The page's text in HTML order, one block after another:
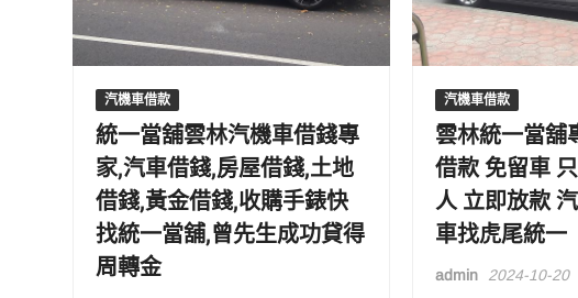
汽機車借款
統一當舖雲林汽機車借錢專
家,汽車借錢,房屋借錢,土地
借錢,黃金借錢,收購手錶快
找統一當舖,曾先生成功貸得
周轉金
汽機車借款
雲林統一當舖
借款 免留車
人 立即放款
車找虎尾統一
admin 2024-10-20